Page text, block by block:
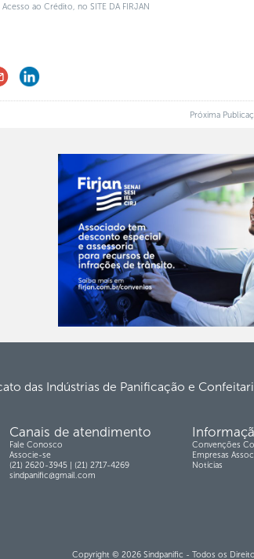
ao Crédito, no SITE DA FIRJAN
Próxima
das Indústrias de Panificação e
Canais de atendimento
Fale Conosco
Associe-se
(21) 2620-3945 | (21) 2717-4269
sindpanific@gmail.com
Convenções
Empresas
Notícias
Copyright © 2026 Sindpanific - Todos os